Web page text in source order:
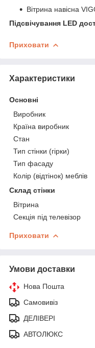
Вітрина навісна
Підсвічування LED
Приховати
Характеристики
Основні
Виробник
Країна виробник
Стан
Тип стінки (гірки)
Тип фасаду
Колір (відтінок) меблів
Склад стінки
Вітрина
Секція під телевізор
Приховати
Умови доставки
Нова Пошта
Самовивіз
ДЕЛІВЕРІ
АВТОЛЮКС